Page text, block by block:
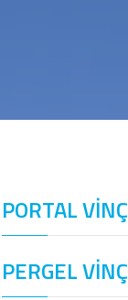
PORTAL VİNÇ
PERGEL VİNÇ